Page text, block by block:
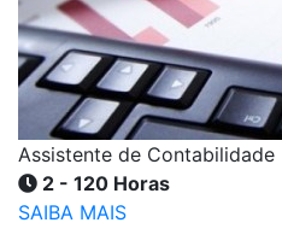
Assistente de Contabilidade
2 - 120 Horas
SAIBA MAIS